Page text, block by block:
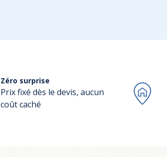
Zéro surprise
Prix fixé dès le devis, aucun
coût caché